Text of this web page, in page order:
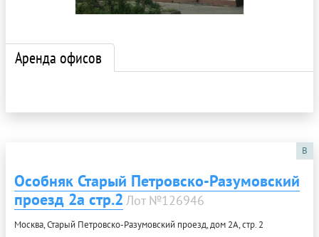
Аренда офисов
B
Особняк Старый Петровско-Разумовский
проезд 2а стр.2 Лот №126946
Москва, Старый Петровско-Разумовский проезд, дом 2А, стр. 2